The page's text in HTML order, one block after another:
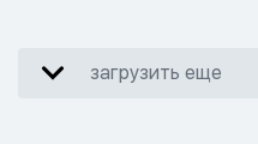
загрузить еще